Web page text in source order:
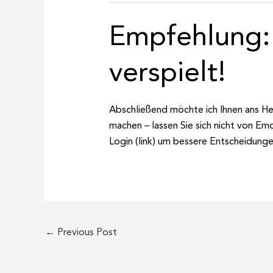
verspielt!
Abschließend möchte ich Ihnen ans
machen – lassen Sie sich nicht von
Login (link) um bessere
← Previous Post